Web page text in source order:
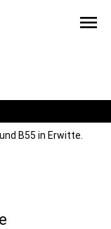
menu
B55 in Erwitte.